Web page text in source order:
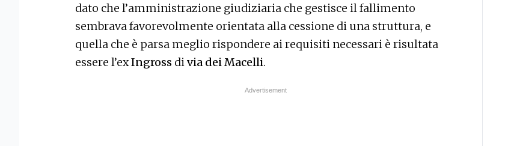
dato che l’amministrazione giudiziaria che gestisce il fallimento
sembrava favorevolmente orientata alla cessione di una struttura, e
quella che è parsa meglio rispondere ai requisiti necessari è risultata
essere l’exIngross divia dei Macelli.